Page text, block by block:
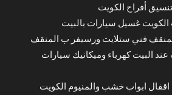
أفراح الكويت
غسيل سيارات بالبيت
فني ستلايت ورسيفر ب المنقف
البيت كهرباء وميكانيك سيارات
ابواب خشب والمنيوم الكويت